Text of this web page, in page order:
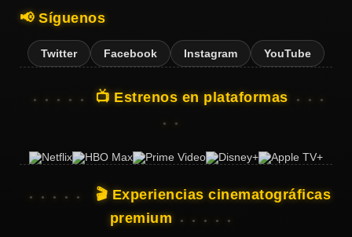
Ficción
TENDENCIAS
Películas
del mes
📢 Síguenos
Twitter Facebook Instagram YouTube
📺 Estrenos en plataformas
🎬 Experiencias cinematográficas
premium